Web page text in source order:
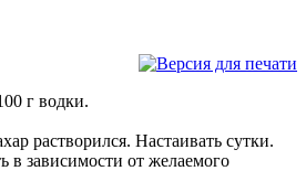
г водки.
растворился. Настаивать сутки.
в зависимости от желаемого